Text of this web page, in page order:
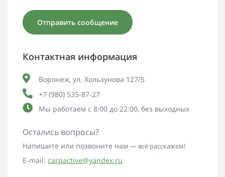
Контактная информация
Воронеж, ул. Хользунова 127/5
+7 (980) 535-87-27
Мы работаем с 8:00 до 22:00, без выходных
Остались вопросы?
Напишите или позвоните нам — всё расскажем!
E-mail: carpactive@yandex.ru